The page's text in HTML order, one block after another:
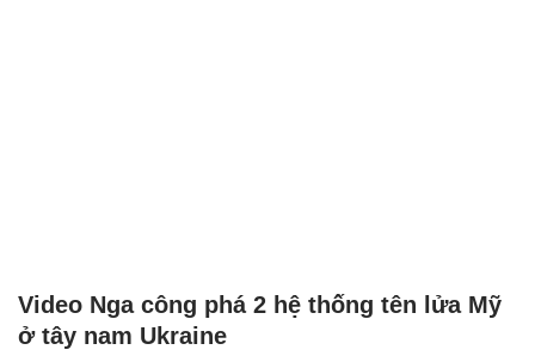
Video Nga công phá 2 hệ thống tên lửa Mỹ
ở tây nam Ukraine